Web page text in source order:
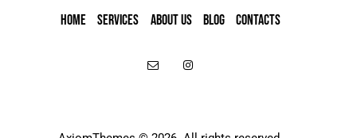
HOME SERVICES ABOUT US BLOG CONTACTS